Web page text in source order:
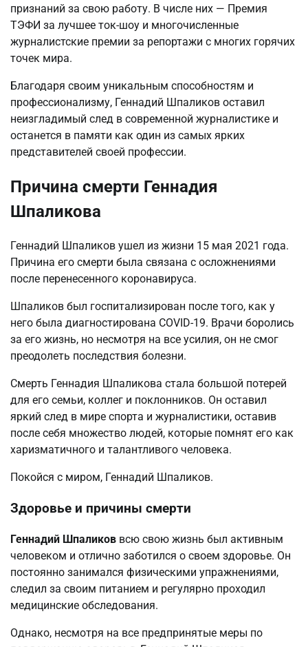
признаний за свою работу. В числе них — Премия
ТЭФИ за лучшее ток-шоу и многочисленные
журналистские премии за репортажи с многих горячих
точек мира.
Благодаря своим уникальным способностям и
профессионализму, Геннадий Шпаликов оставил
неизгладимый след в современной журналистике и
останется в памяти как один из самых ярких
представителей своей профессии.
Причина смерти Геннадия
Шпаликова
Геннадий Шпаликов ушел из жизни 15 мая 2021 года.
Причина его смерти была связана с осложнениями
после перенесенного коронавируса.
Шпаликов был госпитализирован после того, как у
него была диагностирована COVID-19. Врачи боролись
за его жизнь, но несмотря на все усилия, он не смог
преодолеть последствия болезни.
Смерть Геннадия Шпаликова стала большой потерей
для его семьи, коллег и поклонников. Он оставил
яркий след в мире спорта и журналистики, оставив
после себя множество людей, которые помнят его как
харизматичного и талантливого человека.
Покойся с миром, Геннадий Шпаликов.
Здоровье и причины смерти
Геннадий Шпаликов всю свою жизнь был активным
человеком и отлично заботился о своем здоровье. Он
постоянно занимался физическими упражнениями,
следил за своим питанием и регулярно проходил
медицинские обследования.
Однако, несмотря на все предпринятые меры по